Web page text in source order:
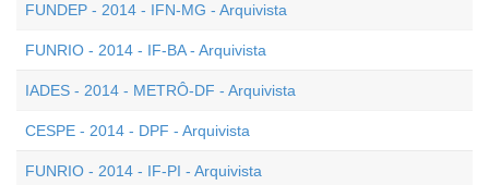
FUNDEP - 2014 - IFN-MG - Arquivista
FUNRIO - 2014 - IF-BA - Arquivista
IADES - 2014 - METRÔ-DF - Arquivista
CESPE - 2014 - DPF - Arquivista
FUNRIO - 2014 - IF-PI - Arquivista